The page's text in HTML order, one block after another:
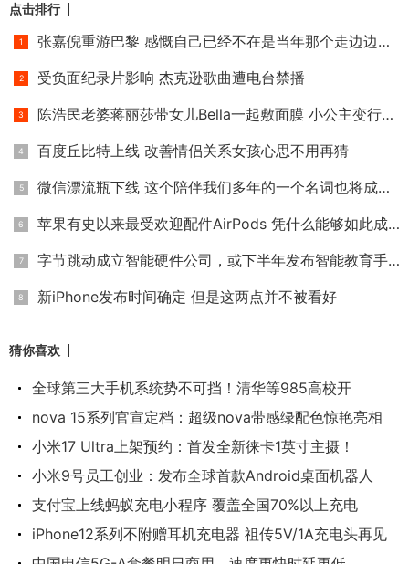
点击排行
张嘉倪重游巴黎 感慨自己已经不在是当年那个走边边的小小姑娘
受负面纪录片影响 杰克逊歌曲遭电台禁播
陈浩民老婆蒋丽莎带女儿Bella一起敷面膜 小公主变行走的表情包
百度丘比特上线 改善情侣关系女孩心思不用再猜
微信漂流瓶下线 这个陪伴我们多年的一个名词也将成为历史
苹果有史以来最受欢迎配件AirPods 凭什么能够如此成功？
字节跳动成立智能硬件公司，或下半年发布智能教育手机
新iPhone发布时间确定 但是这两点并不被看好
猜你喜欢
全球第三大手机系统势不可挡！清华等985高校开
nova 15系列官宣定档：超级nova带感绿配色惊艳亮相
小米17 Ultra上架预约：首发全新徕卡1英寸主摄！
小米9号员工创业：发布全球首款Android桌面机器人
支付宝上线蚂蚁充电小程序 覆盖全国70%以上充电
iPhone12系列不附赠耳机充电器 祖传5V/1A充电头再见